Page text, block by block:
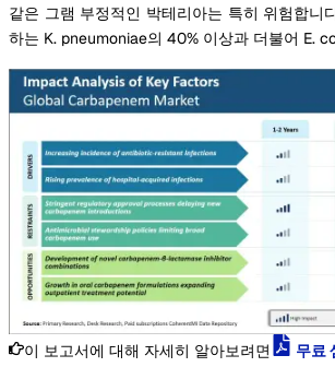
같은 그램 부정적인 박테리아는 특히 위험합니
하는 K. pneumoniae의 40% 이상과 더불어 E.
이 보고서에 대해 자세히 알아보려면 무료